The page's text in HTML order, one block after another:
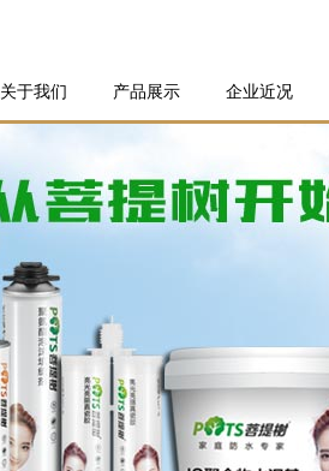
关于我们 产品展示 企业近况